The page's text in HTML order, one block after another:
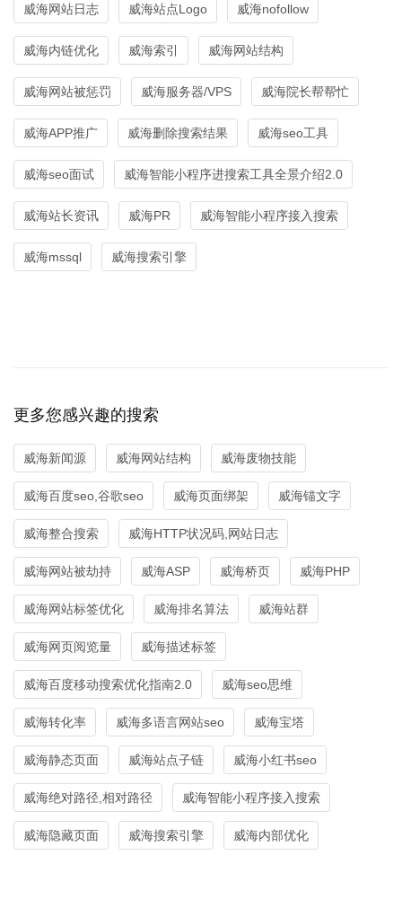
威海网站日志 威海站点Logo 威海nofollow
威海内链优化 威海索引 威海网站结构
威海网站被惩罚 威海服务器/VPS 威海院长帮帮忙
威海APP推广 威海删除搜索结果 威海seo工具
威海seo面试 威海智能小程序进搜索工具全景介绍2.0
威海站长资讯 威海PR 威海智能小程序接入搜索
威海mssql 威海搜索引擎
更多您感兴趣的搜索
威海新闻源 威海网站结构 威海废物技能
威海百度seo,谷歌seo 威海页面绑架 威海锚文字
威海整合搜索 威海HTTP状况码,网站日志
威海网站被劫持 威海ASP 威海桥页 威海PHP
威海网站标签优化 威海排名算法 威海站群
威海网页阅览量 威海描述标签
威海百度移动搜索优化指南2.0 威海seo思维
威海转化率 威海多语言网站seo 威海宝塔
威海静态页面 威海站点子链 威海小红书seo
威海绝对路径,相对路径 威海智能小程序接入搜索
威海隐藏页面 威海搜索引擎 威海内部优化